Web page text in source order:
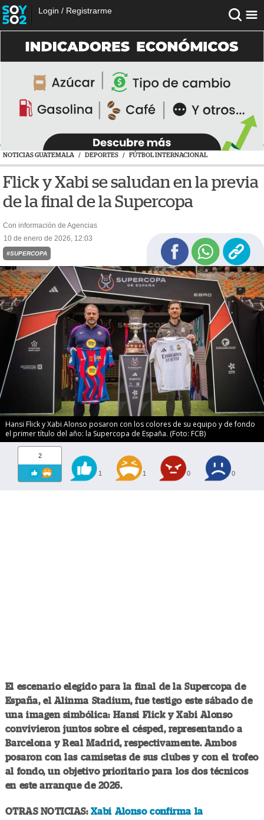
Login / Registrarme
NOTICIAS GUATEMALA / DEPORTES / FÚTBOL INTERNACIONAL
Flick y Xabi se saludan en la previa
de la final de la Supercopa
Con información de Agencias
10 de enero de 2026, 12:03
#SUPERCOPA
Hansi Flick y Xabi Alonso posaron con los colores de su equipo y de fondo
el primer título del año: la Supercopa de España. (Foto: FCB)
2
1 1 0 0
El escenario elegido para la final de la Supercopa de
España, el Alinma Stadium, fue testigo este sábado de
una imagen simbólica: Hansi Flick y Xabi Alonso
convivieron juntos sobre el césped, representando a
Barcelona y Real Madrid, respectivamente. Ambos
posaron con las camisetas de sus clubes y con el trofeo
al fondo, un objetivo prioritario para los dos técnicos
en este arranque de 2026.
OTRAS NOTICIAS: Xabi Alonso confirma la